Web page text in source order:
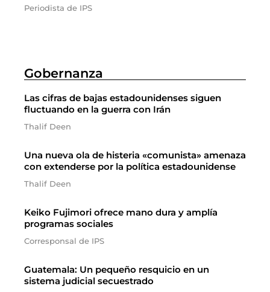
Periodista de IPS
Gobernanza
Las cifras de bajas estadounidenses siguen
fluctuando en la guerra con Irán
Thalif Deen
Una nueva ola de histeria «comunista» amenaza
con extenderse por la política estadounidense
Thalif Deen
Keiko Fujimori ofrece mano dura y amplía
programas sociales
Corresponsal de IPS
Guatemala: Un pequeño resquicio en un
sistema judicial secuestrado